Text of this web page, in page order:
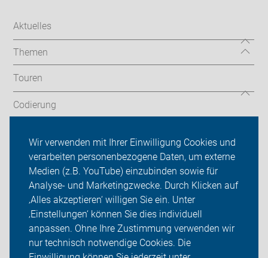
Wir verwenden mit Ihrer Einwilligung Cookies und
verarbeiten personenbezogene Daten, um externe
Medien (z.B. YouTube) einzubinden sowie für
Analyse- und Marketingzwecke. Durch Klicken auf
‚Alles akzeptieren‘ willigen Sie ein. Unter
‚Einstellungen‘ können Sie dies individuell
anpassen. Ohne Ihre Zustimmung verwenden wir
nur technisch notwendige Cookies. Die
Aktuelles
Themen
Touren
Codierung
ADFC Velbert
Sei dabei
Presse
Login